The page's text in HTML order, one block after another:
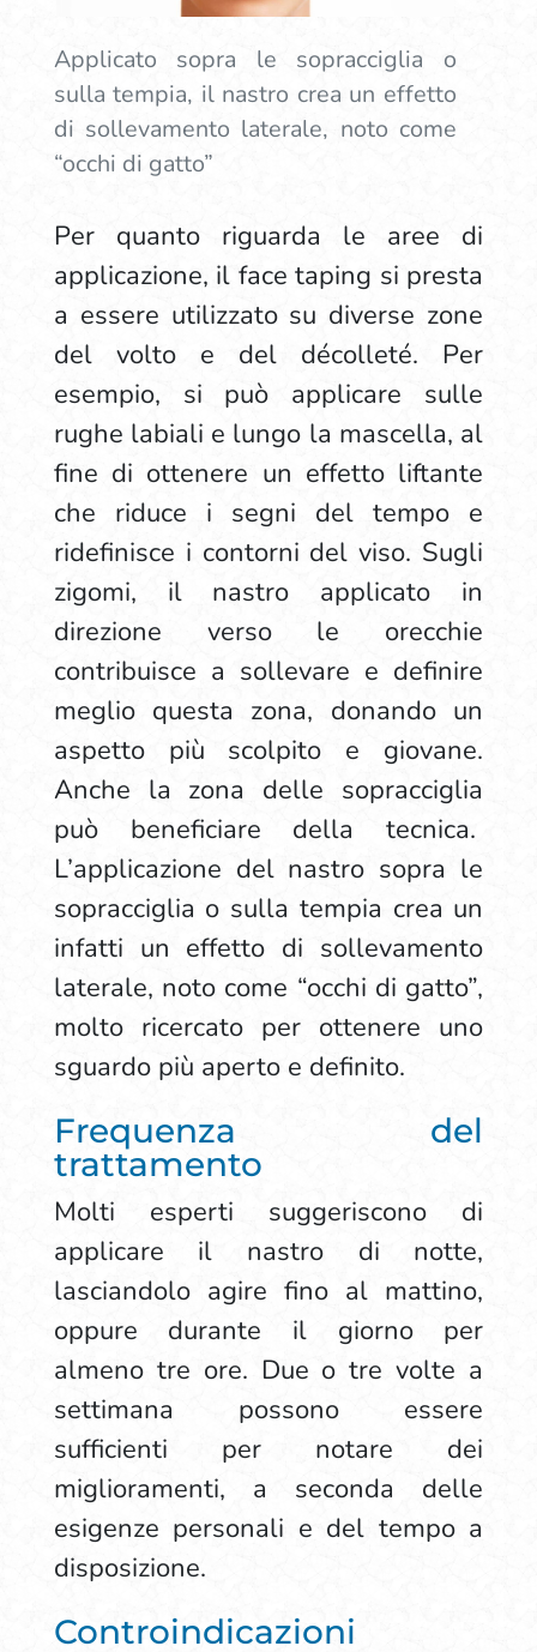
Applicato sopra le sopracciglia o
sulla tempia, il nastro crea un effetto
di sollevamento laterale, noto come
“occhi di gatto”
Per quanto riguarda le aree di
applicazione, il face taping si presta
a essere utilizzato su diverse zone
del volto e del décolleté. Per
esempio, si può applicare sulle
rughe labiali e lungo la mascella, al
fine di ottenere un effetto liftante
che riduce i segni del tempo e
ridefinisce i contorni del viso. Sugli
zigomi, il nastro applicato in
direzione verso le orecchie
contribuisce a sollevare e definire
meglio questa zona, donando un
aspetto più scolpito e giovane.
Anche la zona delle sopracciglia
può beneficiare della tecnica.
L’applicazione del nastro sopra le
sopracciglia o sulla tempia crea un
infatti un effetto di sollevamento
laterale, noto come “occhi di gatto”,
molto ricercato per ottenere uno
sguardo più aperto e definito.
Frequenza del
trattamento
Molti esperti suggeriscono di
applicare il nastro di notte,
lasciandolo agire fino al mattino,
oppure durante il giorno per
almeno tre ore. Due o tre volte a
settimana possono essere
sufficienti per notare dei
miglioramenti, a seconda delle
esigenze personali e del tempo a
disposizione.
Controindicazioni